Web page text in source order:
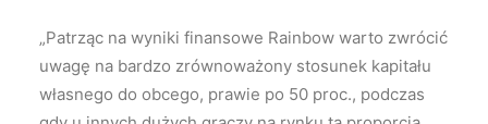
„Patrząc na wyniki finansowe Rainbow warto zwrócić
uwagę na bardzo zrównoważony stosunek kapitału
własnego do obcego, prawie po 50 proc., podczas